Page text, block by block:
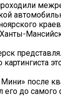
после
его до